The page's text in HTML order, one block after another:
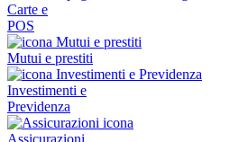
Carte e
POS
Mutui e prestiti
Investimenti e
Previdenza
Assicurazioni